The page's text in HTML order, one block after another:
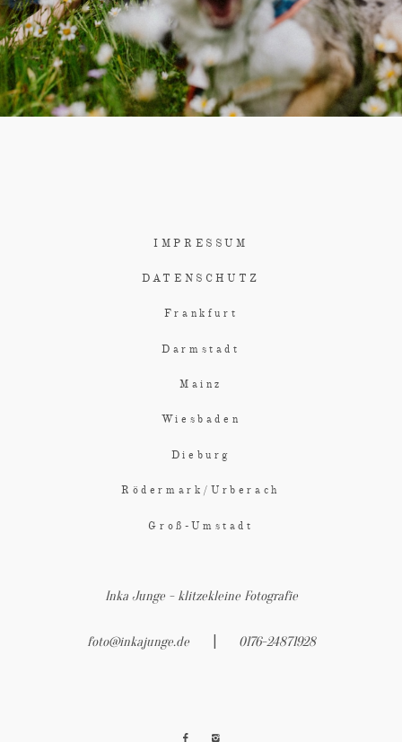
IMPRESSUM
DATENSCHUTZ
Frankfurt
Darmstadt
Mainz
Wiesbaden
Dieburg
Rödermark/Urberach
Groß-Umstadt
Inka Junge - klitzekleine Fotografie
foto@inkajunge.de 0176-24871928